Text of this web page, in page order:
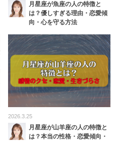
月星座が魚座の人の特徴と
は？優しすぎる理由・恋愛傾
向・心を守る方法
2026.3.25
月星座が山羊座の人の特徴と
は？本当の性格・恋愛傾向・